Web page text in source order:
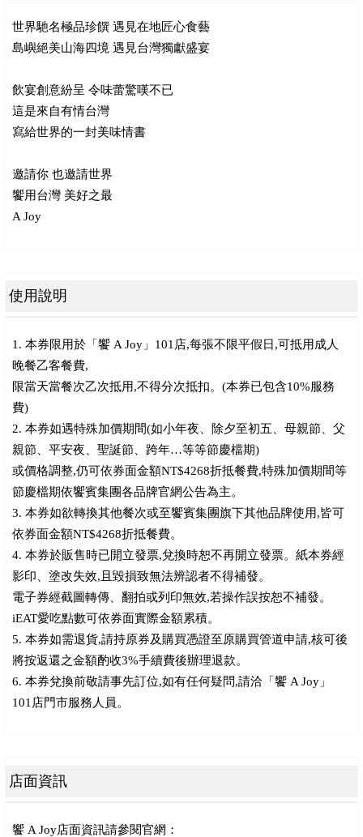
世界馳名極品珍饌 遇見在地匠心食藝
島嶼絕美山海四境 遇見台灣獨獻盛宴
飲宴創意紛呈 令味蕾驚嘆不已
這是來自有情台灣
寫給世界的一封美味情書
邀請你 也邀請世界
饗用台灣 美好之最
A Joy
使用說明
1. 本券限用於「饗 A Joy」101店,每張不限平假日,可抵用成人
晚餐乙客餐費,
限當天當餐次乙次抵用,不得分次抵扣。(本券已包含10%服務
費)
2. 本券如遇特殊加價期間(如小年夜、除夕至初五、母親節、父
親節、平安夜、聖誕節、跨年…等等節慶檔期)
或價格調整,仍可依券面金額NT$4268折抵餐費,特殊加價期間等
節慶檔期依饗賓集團各品牌官網公告為主。
3. 本券如欲轉換其他餐次或至饗賓集團旗下其他品牌使用,皆可
依券面金額NT$4268折抵餐費。
4. 本券於販售時已開立發票,兌換時恕不再開立發票。紙本券經
影印、塗改失效,且毀損致無法辨認者不得補發。
電子券經截圖轉傳、翻拍或列印無效,若操作誤按恕不補發。
iEAT愛吃點數可依券面實際金額累積。
5. 本券如需退貨,請持原券及購買憑證至原購買管道申請,核可後
將按返還之金額酌收3%手續費後辦理退款。
6. 本券兌換前敬請事先訂位,如有任何疑問,請洽「饗 A Joy」
101店門市服務人員。
店面資訊
饗 A Joy店面資訊請參閱官網：